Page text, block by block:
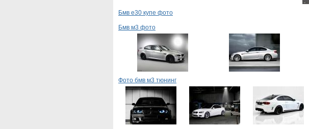
Бмв е30 купе фото
Бмв м3 фото
Фото бмв м3 тюнинг